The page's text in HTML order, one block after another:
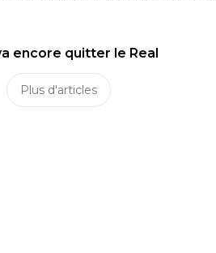
encore quitter le Real
Plus d'articles